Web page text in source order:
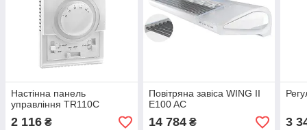
Настінна панель
управління TR110C
2 116 ₴
Повітряна завіса WING II
E100 AC
14 784₴ 3